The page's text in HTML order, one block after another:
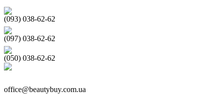
(093) 038-62-62
(097) 038-62-62
(050) 038-62-62
office@beautybuy.com.ua